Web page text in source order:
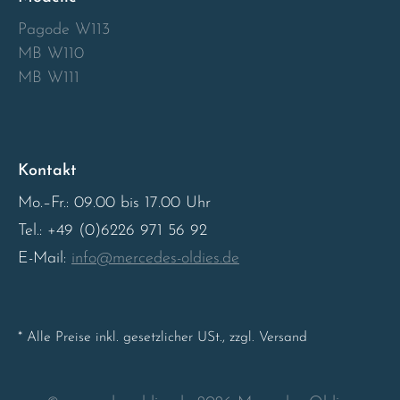
Pagode W113
MB W110
MB W111
Kontakt
Mo.–Fr.: 09.00 bis 17.00 Uhr
Tel.: +49 (0)6226 971 56 92
E-Mail: info@mercedes-oldies.de
* Alle Preise inkl. gesetzlicher USt., zzgl. Versand
Sweden
United Kingdom